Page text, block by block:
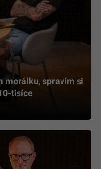
morálku, spravím si
tisíce